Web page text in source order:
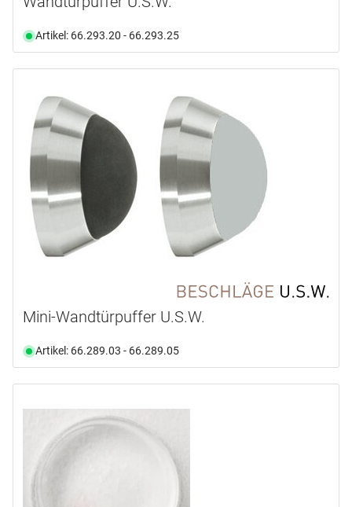
Artikel: 66.293.20 - 66.293.25
Mini-Wandtürpuffer U.S.W.
Artikel: 66.289.03 - 66.289.05